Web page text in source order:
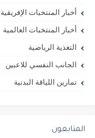
أخبار المنتخبات الإفريقية
أخبار المنتخبات العالمية
التغذية الرياضية
الجانب النفسي للاعبين
تمارين اللياقة البدنية
المتابعون